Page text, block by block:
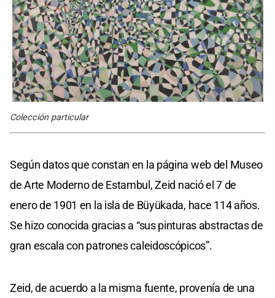
Colección particular
Según datos que constan en la página web del Museo
de Arte Moderno de Estambul, Zeid nació el 7 de
enero de 1901 en la isla de Büyükada, hace 114 años.
Se hizo conocida gracias a “sus pinturas abstractas de
gran escala con patrones caleidoscópicos”.
Zeid, de acuerdo a la misma fuente, provenía de una